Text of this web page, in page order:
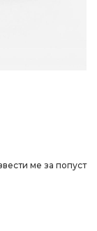
ме за попуст